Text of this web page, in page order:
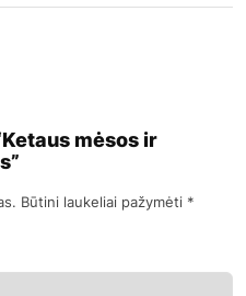
mėsos ir
Būtini laukeliai pažymėti *